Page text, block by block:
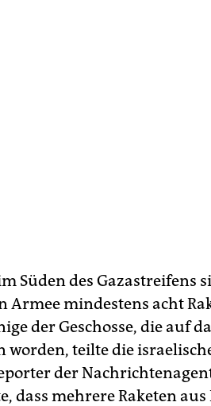
Süden des Gazastreifens
Armee mindestens acht
der Geschosse, die auf
worden, teilte die
der
dass mehrere Raketen